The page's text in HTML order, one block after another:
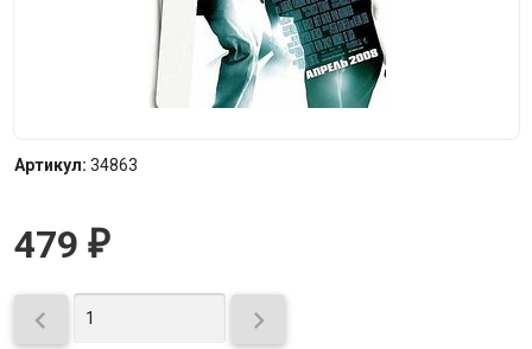
Артикул: 34863
479 ₽
 